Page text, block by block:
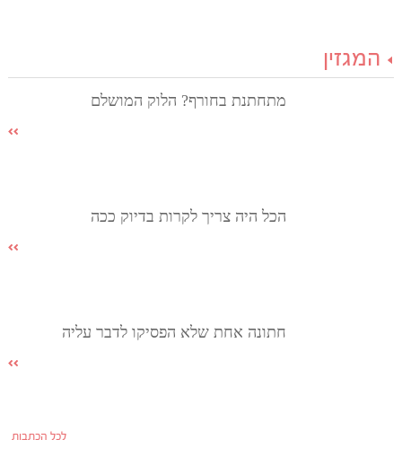
המגזין
מתחתנת בחורף? הלוק המושלם
הכל היה צריך לקרות בדיוק ככה
חתונה אחת שלא הפסיקו לדבר עליה
לכל הכתבות